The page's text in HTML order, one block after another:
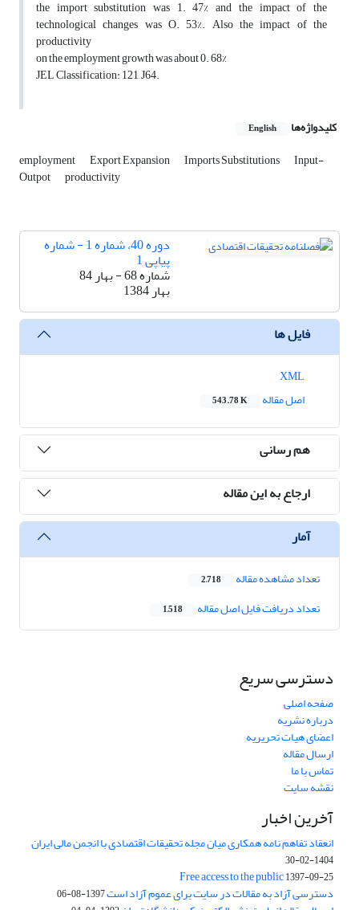
the import substitution was 1. 47% and the impact of the
technological changes was O. 53%. Also the impact of the
productivity
on the employment growth was about 0. 68%
JEL Classification: 121, J64.
کلیدواژه‌ها English
employment Export Expansion Imports Substitutions Input-
Outpot productivity
دوره 40، شماره 1 - شماره
پیاپی 1
شماره 68 - بهار 84
بهار 1384
فایل ها
اصل مقاله
543.78 K
هم رسانی
ارجاع به این مقاله
آمار
تعداد مشاهده مقاله 2,718
تعداد دریافت فایل اصل مقاله 1,518
دسترسی سریع
صفحه اصلی
درباره نشریه
اعضای هیات تحریریه
ارسال مقاله
تماس با ما
نقشه سایت
آخرین اخبار
انعقاد تفاهم نامه همکاری میان مجله تحقیقات اقتصادی با انجمن مالی ایران
1404-02-30
Free access to the public1397-09-25
دسترسی آزاد به مقالات در سایت برای عموم آزاد است1397-08-06